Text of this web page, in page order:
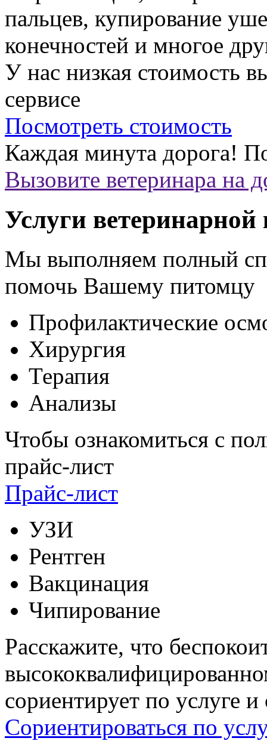
пальцев, купирование
конечностей и многое
У нас низкая стоимость
сервисе
Посмотреть стоимость
Каждая минута дорога!
Вызовите ветеринара на
Услуги
Мы выполняем полный
помочь Вашему питомцу
Профилактические
Хирургия
Терапия
Анализы
Чтобы ознакомиться с
прайс-лист
Прайс-лист
УЗИ
Рентген
Вакцинация
Чипирование
Расскажите, что
сориентирует по услуге
Сориентироваться по